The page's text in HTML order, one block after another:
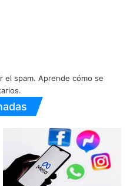
el spam. Aprende cómo se